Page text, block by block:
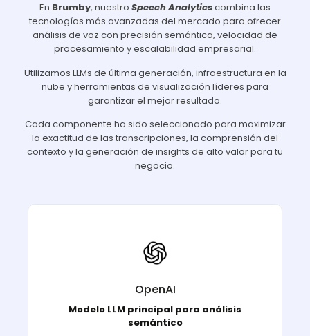
En Brumby, nuestro Speech Analyticscombina las
tecnologías más avanzadas del mercado para ofrecer
análisis de voz con precisión semántica, velocidad de
procesamiento y escalabilidad empresarial.
Utilizamos LLMs de última generación, infraestructura en la
nube y herramientas de visualización líderes para
garantizar el mejor resultado.
Cada componente ha sido seleccionado para maximizar
la exactitud de las transcripciones, la comprensión del
contexto y la generación de insights de alto valor para tu
negocio.
OpenAI
Modelo LLM principal para análisis
semántico
Usamos el LLM OpenAI como núcleo de nuestro
intención, el tono y el contexto detrás de cada